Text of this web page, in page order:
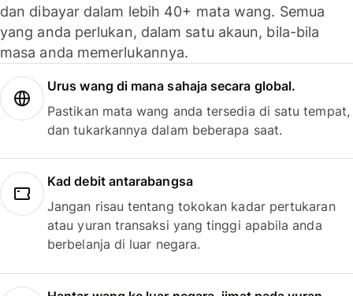
dan dibayar dalam lebih 40+ mata wang. Semua
yang anda perlukan, dalam satu akaun, bila-bila
masa anda memerlukannya.
Urus wang di mana sahaja secara global.
Pastikan mata wang anda tersedia di satu tempat,
dan tukarkannya dalam beberapa saat.
Kad debit antarabangsa
Jangan risau tentang tokokan kadar pertukaran
atau yuran transaksi yang tinggi apabila anda
berbelanja di luar negara.